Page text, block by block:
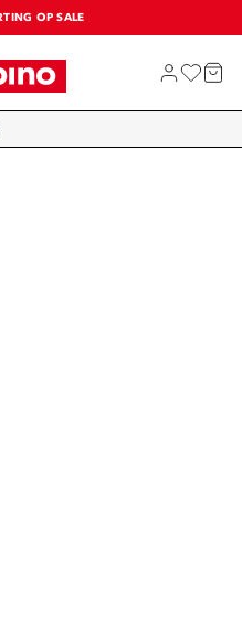
OP SALE
KANS!